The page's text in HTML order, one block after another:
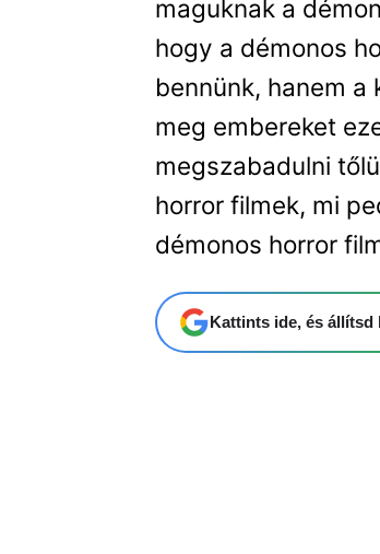
maguknak a
hogy a démonos
bennünk, hanem
meg embereket
megszabadulni
horror filmek, mi
démonos horror
Kattints ide, és